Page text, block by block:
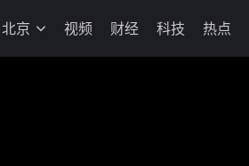
北京 视频 财经 科技 热点